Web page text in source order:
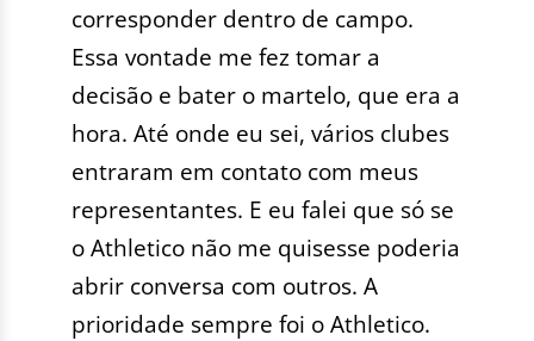
corresponder dentro de campo.
Essa vontade me fez tomar a
decisão e bater o martelo, que era a
hora. Até onde eu sei, vários clubes
entraram em contato com meus
representantes. E eu falei que só se
o Athletico não me quisesse poderia
abrir conversa com outros. A
prioridade sempre foi o Athletico.